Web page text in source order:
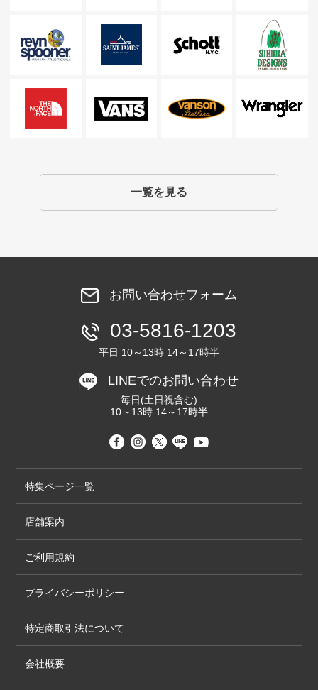
一覧を見る
お問い合わせフォーム
03-5816-1203
平日 10～13時 14～17時半
LINEでのお問い合わせ
毎日(土日祝含む)
10～13時 14～17時半
特集ページ一覧
店舗案内
ご利用規約
プライバシーポリシー
特定商取引法について
会社概要